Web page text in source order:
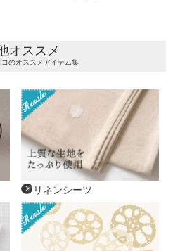
オススメ
のオススメアイテム集
リネンシーツ